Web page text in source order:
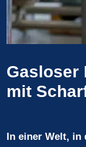
Gasloser
mit
In einer Welt, in